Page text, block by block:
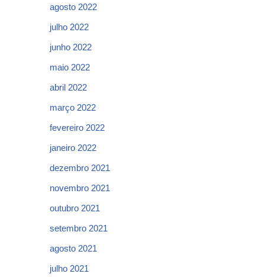
agosto 2022
julho 2022
junho 2022
maio 2022
abril 2022
março 2022
fevereiro 2022
janeiro 2022
dezembro 2021
novembro 2021
outubro 2021
setembro 2021
agosto 2021
julho 2021